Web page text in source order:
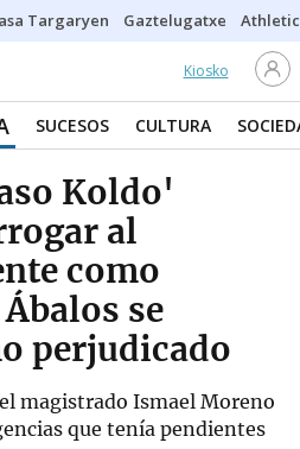
Targaryen Gaztelugatxe Athletic
Kiosko
SUCESOS CULTURA
Koldo'
al
como
se
perjudicado
magistrado Ismael Moreno
que tenía pendientes